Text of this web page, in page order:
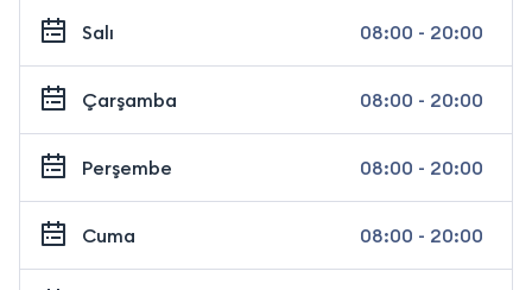
Salı 08:00 - 20:00
Çarşamba 08:00 - 20:00
Perşembe 08:00 - 20:00
Cuma 08:00 - 20:00